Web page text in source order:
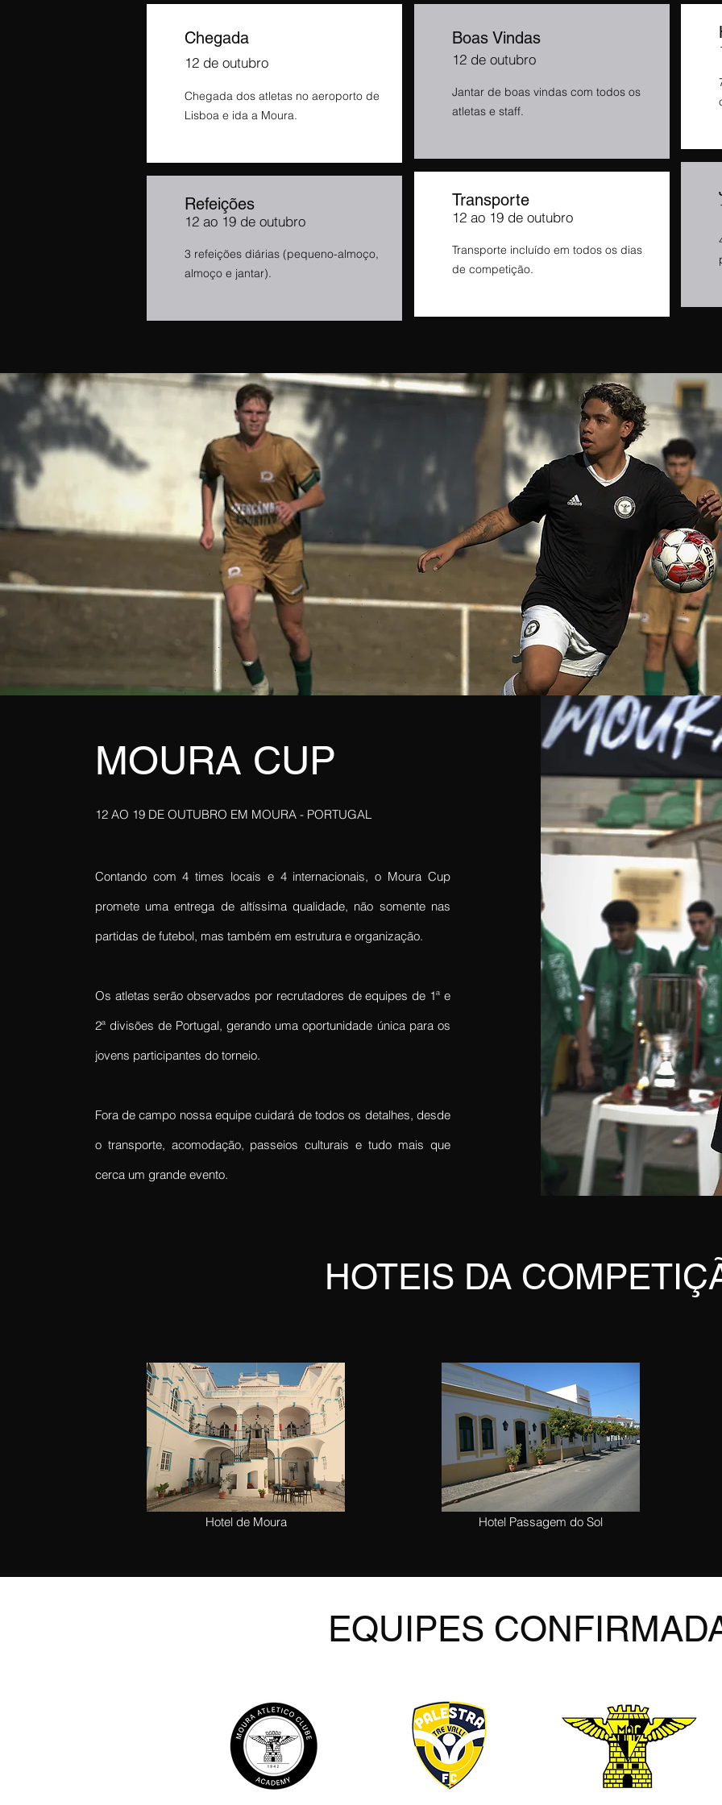
Chegada
12 de outubro
Chegada dos atletas no aeroporto de
Lisboa e ida a Moura.
Refeições
12 ao 19 de outubro
3 refeições diárias (pequeno-almoço,
almoço e jantar).
Boas Vindas
12 de outubro
Jantar de boas vindas com todos os
atletas e staff.
Transporte
12 ao 19 de outubro
Transporte incluído em todos os dias
de competição.
MOURA CUP
12 AO 19 DE OUTUBRO EM MOURA - PORTUGAL
Contando com 4 times locais e 4 internacionais, o Moura Cup
promete uma entrega de altíssima qualidade, não somente nas
partidas de futebol, mas também em estrutura e organização.
Os atletas serão observados por recrutadores de equipes de 1ª e
2ª divisões de Portugal, gerando uma oportunidade única para os
jovens participantes do torneio.
Forade campo nossa equipe cuidará de todos os detalhes, desde
o transporte, acomodação, passeios culturais e tudo mais que
cerca um grande evento.
HOTEIS DA
Hotel de Moura Hotel Passagem do Sol
EQUIPES